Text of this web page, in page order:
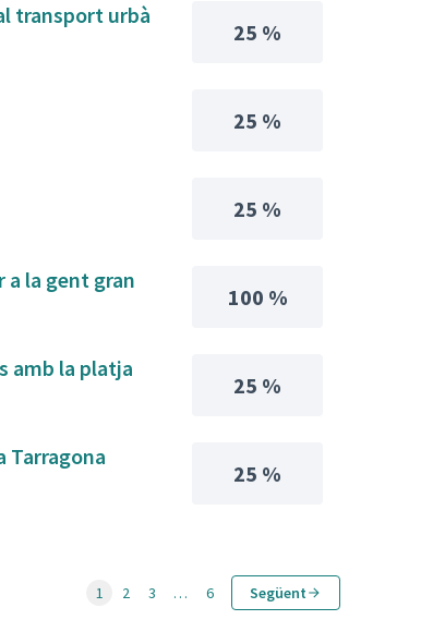
transport urbà
25 %
25 %
25 %
a la gent gran
100 %
amb la platja
25 %
Tarragona
25 %
1 2 3 … 6 Següent